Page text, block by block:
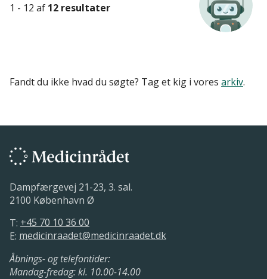
1 - 12 af 12 resultater
Fandt du ikke hvad du søgte? Tag et kig i vores arkiv.
Dampfærgevej 21-23, 3. sal.
2100 København Ø
T: +45 70 10 36 00
E: medicinraadet@medicinraadet.dk
Åbnings- og telefontider:
Mandag-fredag: kl. 10.00-14.00